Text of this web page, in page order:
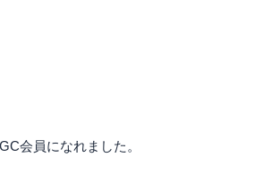
会員になれました。